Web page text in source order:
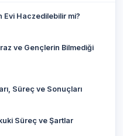
Evi Haczedilebilir mi?
ve Gençlerin Bilmediği
Süreç ve Sonuçları
Süreç ve Şartlar